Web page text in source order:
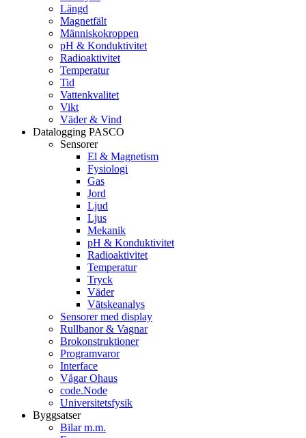
Längd
Magnetfält
Människokroppen
pH & Konduktivitet
Radioaktivitet
Temperatur
Tid
Vattenkvalitet
Vikt
Väder & Vind
Datalogging PASCO
Sensorer
El & Magnetism
Fysiologi
Gas
Jord
Ljud
Ljus
Mekanik
pH & Konduktivitet
Radioaktivitet
Temperatur
Tryck
Väder
Vätskeanalys
Sensorer med display
Rullbanor & Vagnar
Brokonstruktioner
Programvaror
Interface
Vågar Ohaus
code.Node
Universitetsfysik
Byggsatser
Bilar m.m.